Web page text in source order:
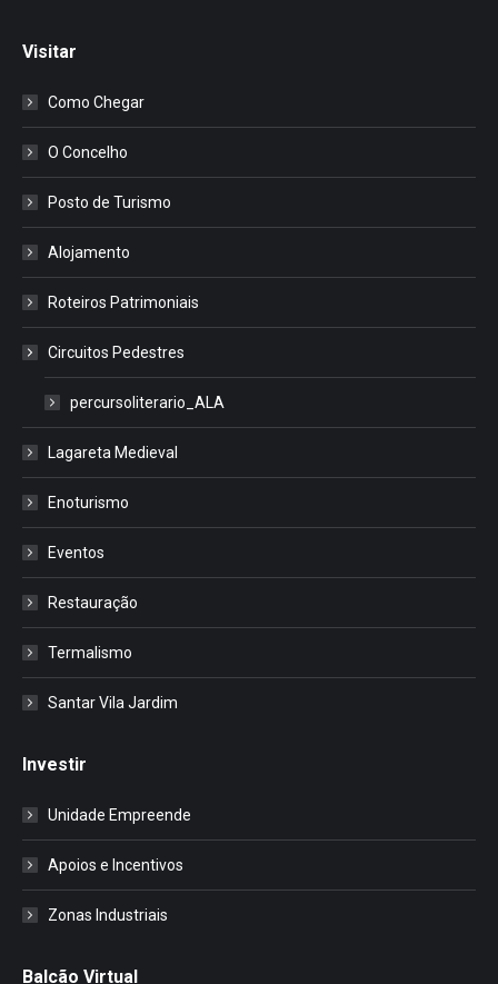
Visitar
Como Chegar
O Concelho
Posto de Turismo
Alojamento
Roteiros Patrimoniais
Circuitos Pedestres
percursoliterario_ALA
Lagareta Medieval
Enoturismo
Eventos
Restauração
Termalismo
Santar Vila Jardim
Investir
Unidade Empreende
Apoios e Incentivos
Zonas Industriais
Balcão Virtual